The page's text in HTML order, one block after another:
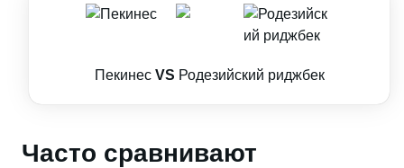
Пекинес VS Родезийский риджбек
Часто сравнивают